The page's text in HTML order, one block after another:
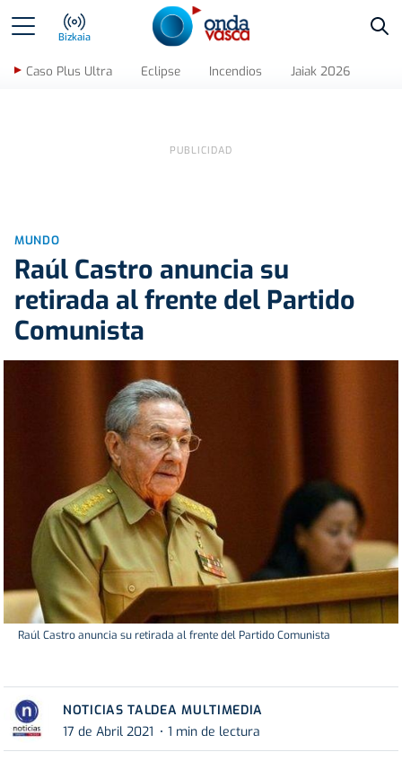
Bizkaia
Caso Plus Ultra Eclipse Incendios Jaiak 2026
MUNDO
Raúl Castro anuncia su
retirada al frente del Partido
Comunista
Raúl Castro anuncia su retirada al frente del Partido Comunista
NOTICIAS TALDEA MULTIMEDIA
17 de Abril 2021
1 min de lectura